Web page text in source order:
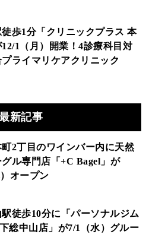
歩1分「クリニックプラス 本
1（月）開業！4診療科目対
ライマリケアクリニック
新記事
2丁目のワインバー内に天然
ル専門店「+C Bagel」が
オープン
徒歩10分に「パーソナルジム
総中山店」が7/1（水）グルー